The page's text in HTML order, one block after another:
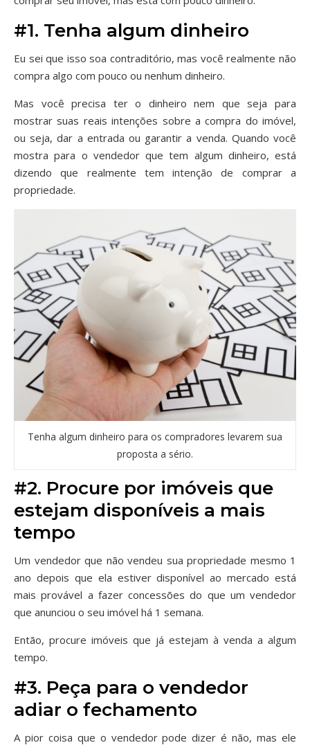
#1. Tenha algum dinheiro
Eu sei que isso soa contraditório, mas você realmente não
compra algo com pouco ou nenhum dinheiro.
Mas você precisa ter o dinheiro nem que seja para
mostrar suas reais intenções sobre a compra do imóvel,
ou seja, dar a entrada ou garantir a venda. Quando você
mostra para o vendedor que tem algum dinheiro, está
dizendo que realmente tem intenção de comprar a
propriedade.
Tenha algum dinheiro para os compradores levarem sua
proposta a sério.
#2. Procure por imóveis que
estejam disponíveis a mais
tempo
Um vendedor que não vendeu sua propriedade mesmo 1
ano depois que ela estiver disponível ao mercado está
mais provável a fazer concessões do que um vendedor
que anunciou o seu imóvel há 1 semana.
Então, procure imóveis que já estejam à venda a algum
tempo.
#3. Peça para o vendedor
adiar o fechamento
A pior coisa que o vendedor pode dizer é não, mas ele